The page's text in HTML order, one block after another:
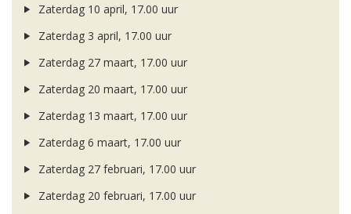
Zaterdag 10 april, 17.00 uur
Zaterdag 3 april, 17.00 uur
Zaterdag 27 maart, 17.00 uur
Zaterdag 20 maart, 17.00 uur
Zaterdag 13 maart, 17.00 uur
Zaterdag 6 maart, 17.00 uur
Zaterdag 27 februari, 17.00 uur
Zaterdag 20 februari, 17.00 uur